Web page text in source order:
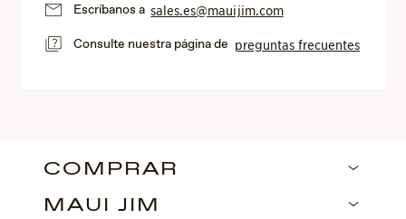
Escríbanos asales.es@mauijim.com
Consulte nuestra página de preguntas frecuentes
COMPRAR
MAUI JIM